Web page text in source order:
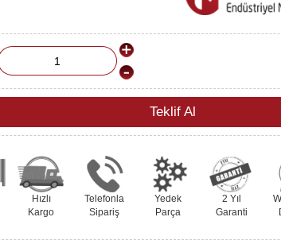
Teklif Al
Hızlı
Kargo
Telefonla
Sipariş
Yedek
Parça
2 Yıl
Garanti